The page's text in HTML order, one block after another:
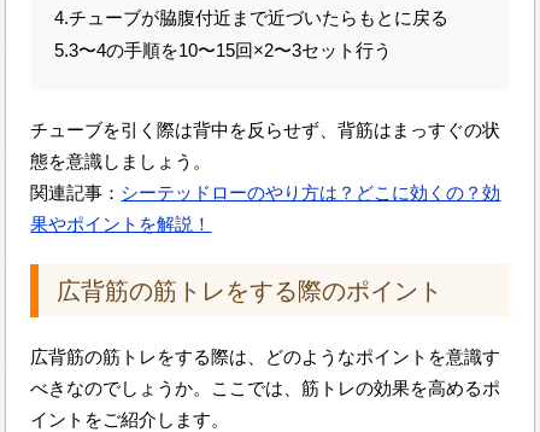
4.チューブが脇腹付近まで近づいたらもとに戻る
5.3〜4の手順を10〜15回×2〜3セット行う
チューブを引く際は背中を反らせず、背筋はまっすぐの状
態を意識しましょう。
関連記事： シーテッドローのやり方は？どこに効くの？効
果やポイントを解説！
広背筋の筋トレをする際のポイント
広背筋の筋トレをする際は、どのようなポイントを意識す
べきなのでしょうか。ここでは、筋トレの効果を高めるポ
イントをご紹介します。